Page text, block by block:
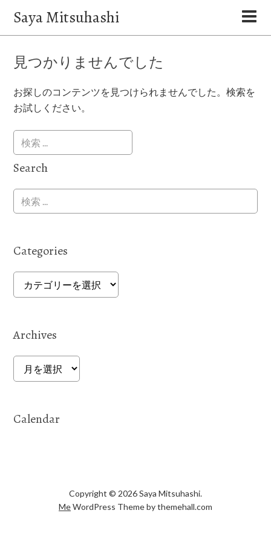
Saya Mitsuhashi
見つかりませんでした
お探しのコンテンツを見つけられませんでした。検索を
お試しください。
Search
Categories
Categories
Archives
Archives
Calendar
Copyright © 2026 Saya Mitsuhashi.
MeWordPress Theme by themehall.com